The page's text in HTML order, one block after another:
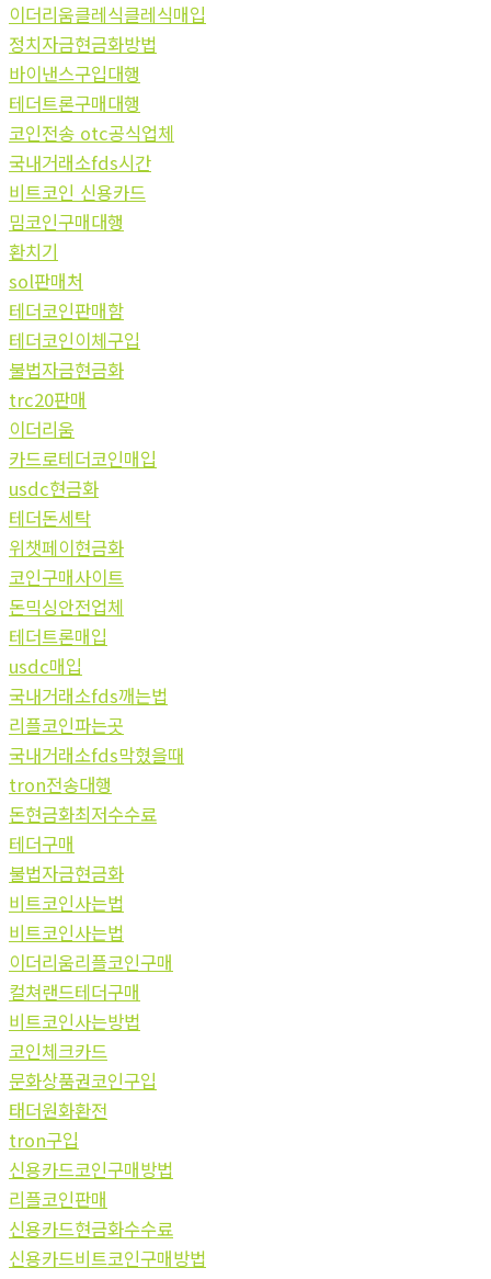
이더리움클레식클레식매입
정치자금현금화방법
바이낸스구입대행
테더트론구매대행
코인전송 otc공식업체
국내거래소fds시간
비트코인 신용카드
밈코인구매대행
환치기
sol판매처
테더코인판매함
테더코인이체구입
불법자금현금화
trc20판매
이더리움
카드로테더코인매입
usdc현금화
테더돈세탁
위챗페이현금화
코인구매사이트
돈믹싱안전업체
테더트론매입
usdc매입
국내거래소fds깨는법
리플코인파는곳
국내거래소fds막혔을때
tron전송대행
돈현금화최저수수료
테더구매
불법자금현금화
비트코인사는법
비트코인사는법
이더리움리플코인구매
컬쳐랜드테더구매
비트코인사는방법
코인체크카드
문화상품권코인구입
태더원화환전
tron구입
신용카드코인구매방법
리플코인판매
신용카드현금화수수료
신용카드비트코인구매방법